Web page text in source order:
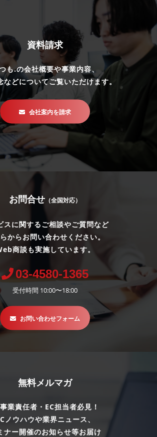
資料請求
も.の会社概要や事業内容、
などについてご覧いただけます。
会社案内を請求
お問合せ （全国対応）
スに関するご相談やご質問など
からお問い合わせください。
商談も実施しています。
03-4580-1365
受付時間 10:00〜18:00
お問い合わせフォーム
無料メルマガ
業責任者・EC担当者必見！
ノウハウや業界ニュース、
ナー開催のお知らせ等お届け